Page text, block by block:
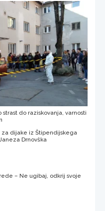
do raziskovanja, varnosti
dijake iz Štipendijskega
Drnovška
– Ne ugibaj, odkrij svoje